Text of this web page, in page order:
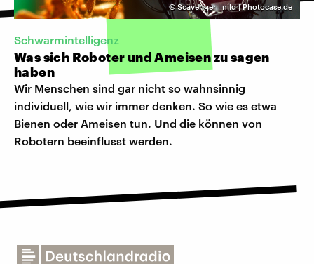
©Scavenger | nild | Photocase.de
Schwarmintelligenz
Was sich Roboter und Ameisen zu sagen
haben
Wir Menschen sind gar nicht so wahnsinnig
individuell, wie wir immer denken. So wie es etwa
Bienen oder Ameisen tun. Und die können von
Robotern beeinflusst werden.